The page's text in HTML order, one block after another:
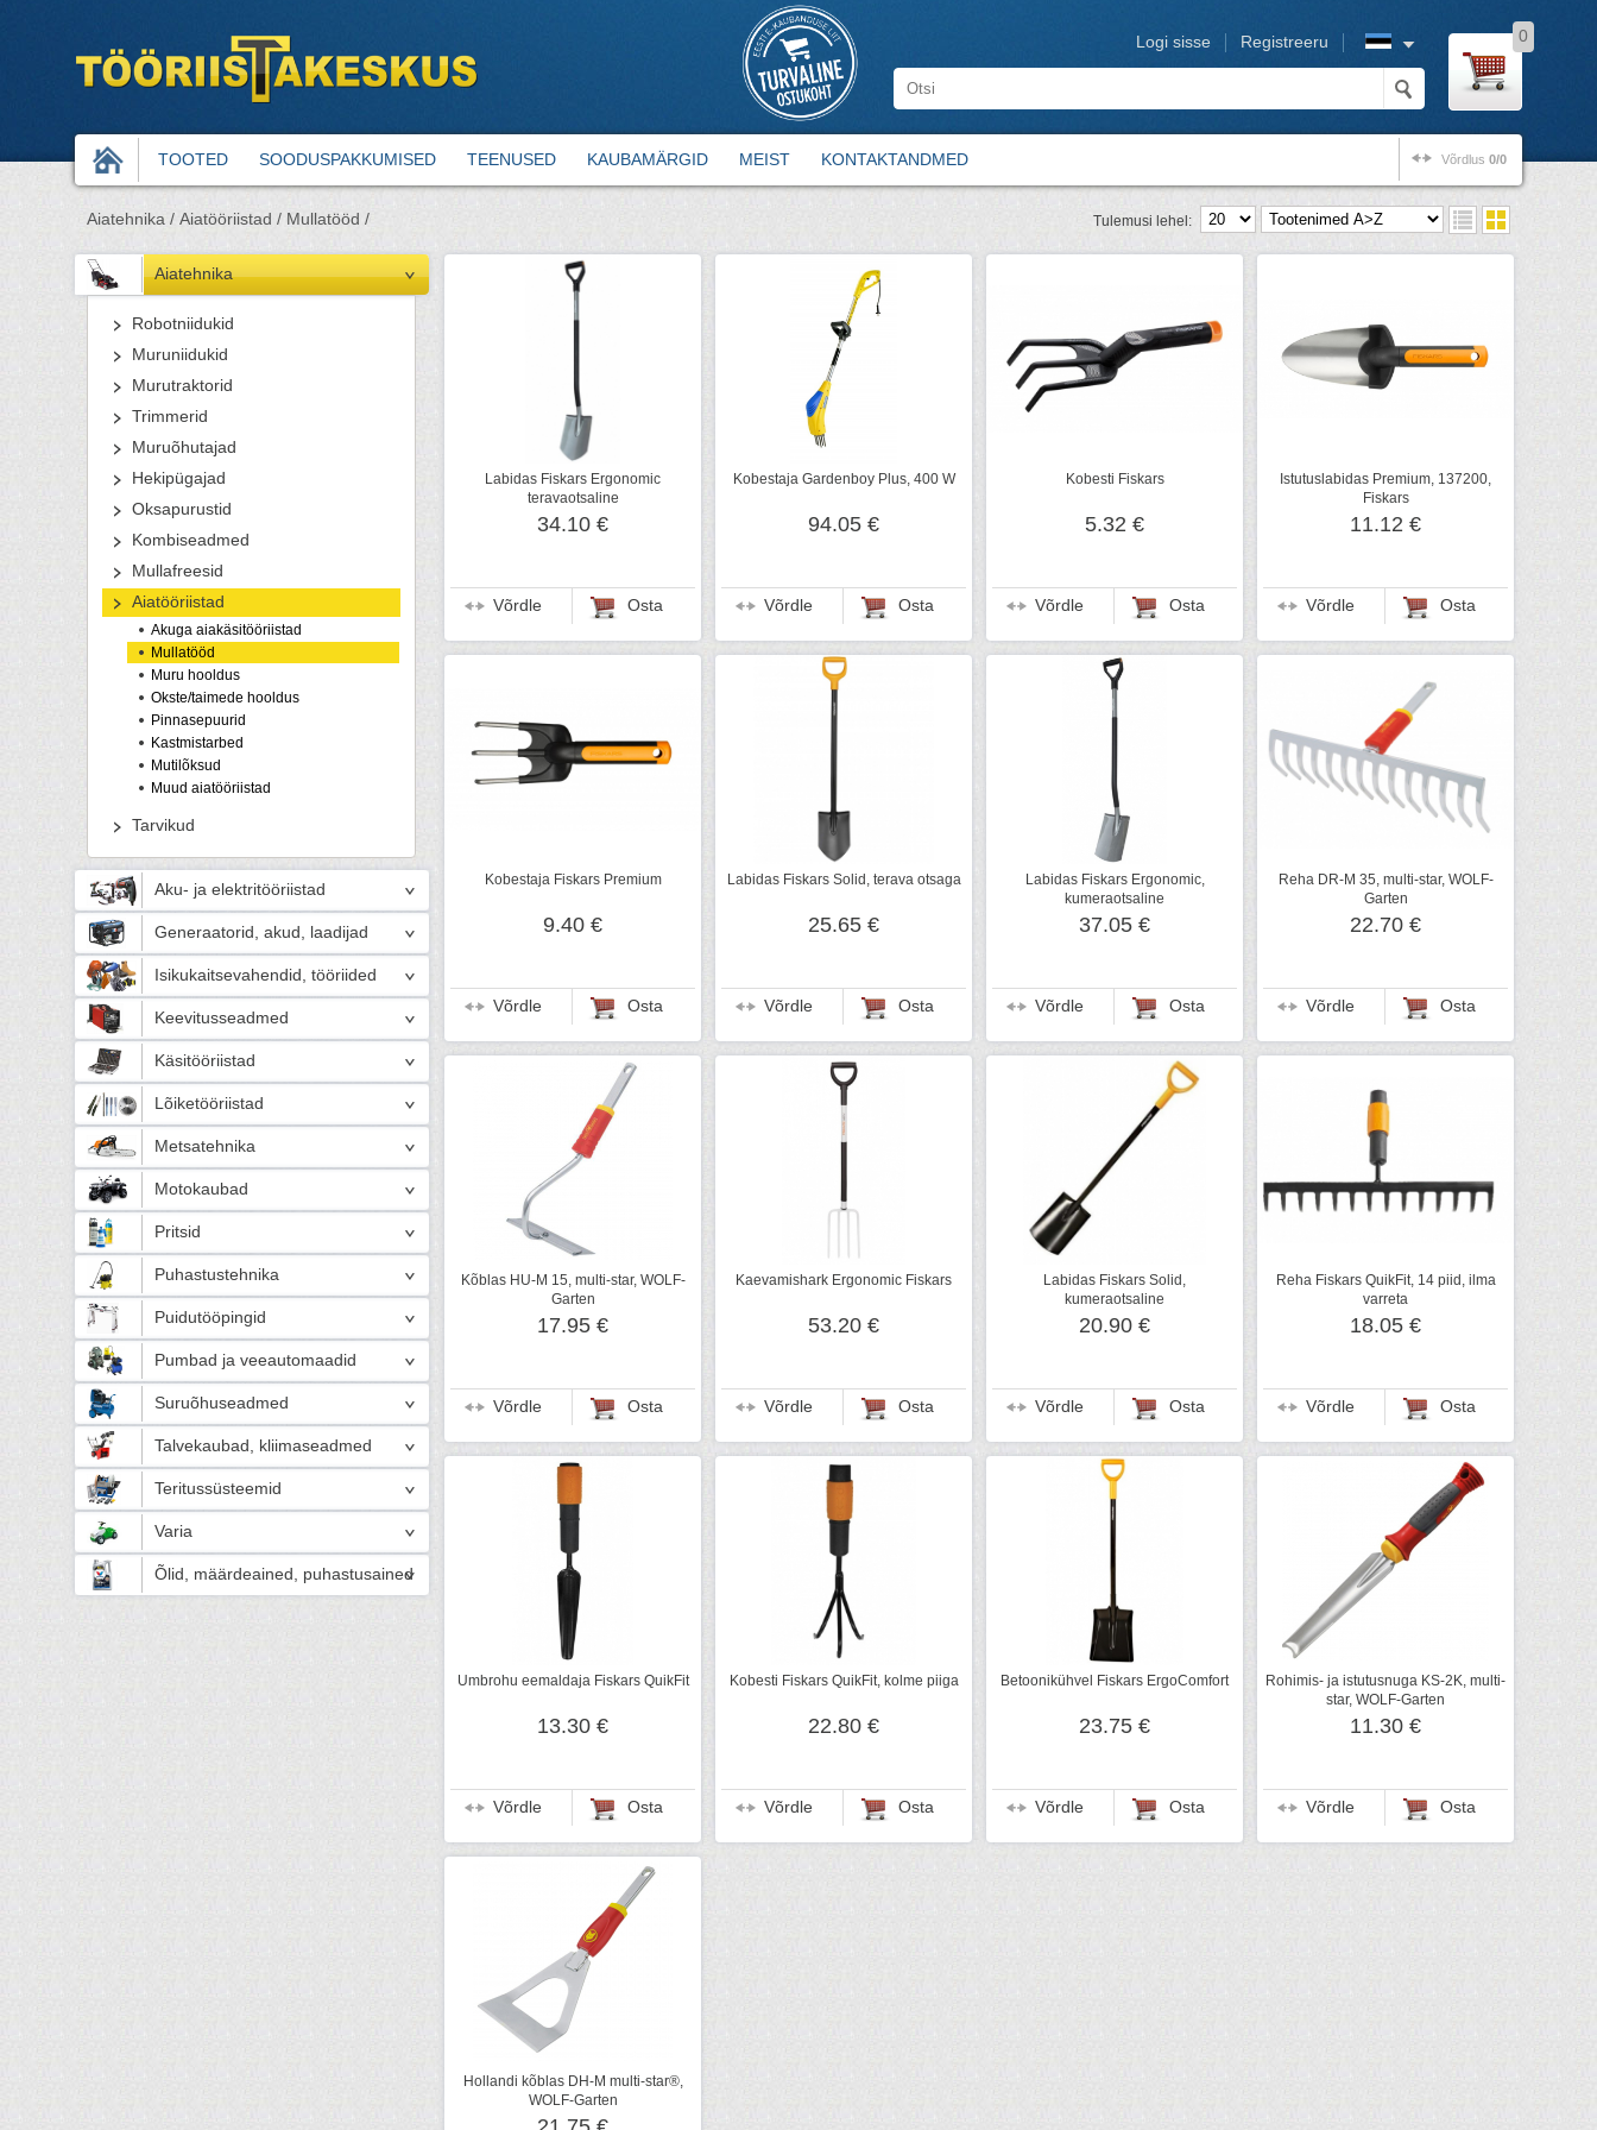
Registreeru
Logi sisse 0
TOOTED SOODUSPAKKUMISED TEENUSED KAUBAMÄRGID MEIST KONTAKTANDMED Võrdlus 0/0
Aiatehnika / Aiatööriistad / Mullatööd / Tulemusi lehel:
Aiatehnika
Robotniidukid
Muruniidukid
Murutraktorid
Trimmerid
Muruõhutajad
Hekipügajad
Oksapurustid
Kombiseadmed
Mullafreesid
Aiatööriistad
Akuga aiakäsitööriistad
Mullatööd
Muru hooldus
Okste/taimede hooldus
Pinnasepuurid
Kastmistarbed
Mutilõksud
Muud aiatööriistad
Tarvikud
Aku- ja elektritööriistad
Generaatorid, akud, laadijad
Isikukaitsevahendid, tööriided
Keevitusseadmed
Käsitööriistad
Lõiketööriistad
Metsatehnika
Motokaubad
Pritsid
Puhastustehnika
Puidutööpingid
Pumbad ja veeautomaadid
Suruõhuseadmed
Talvekaubad, kliimaseadmed
Teritussüsteemid
Varia
Õlid, määrdeained, puhastusained
Labidas Fiskars Ergonomic
teravaotsaline
34.10 €
Võrdle Osta
Kobestaja Gardenboy Plus, 400 W
94.05 €
Võrdle Osta
Kobesti Fiskars
5.32 €
Võrdle Osta
Istutuslabidas Premium, 137200,
Fiskars
11.12 €
Võrdle Osta
Kobestaja Fiskars Premium
9.40 €
Võrdle Osta
Labidas Fiskars Solid, terava otsaga
25.65 €
Võrdle Osta
Labidas Fiskars Ergonomic,
kumeraotsaline
37.05 €
Võrdle Osta
Reha DR-M 35, multi-star, WOLF-
Garten
22.70 €
Võrdle Osta
Kõblas HU-M 15, multi-star, WOLF-
Garten
17.95 €
Võrdle Osta
Kaevamishark Ergonomic Fiskars
53.20 €
Võrdle Osta
Labidas Fiskars Solid,
kumeraotsaline
20.90 €
Võrdle Osta
Reha Fiskars QuikFit, 14 piid, ilma
varreta
18.05 €
Võrdle Osta
Umbrohu eemaldaja Fiskars QuikFit
13.30 €
Võrdle Osta
Kobesti Fiskars QuikFit, kolme piiga
22.80 €
Võrdle Osta
Betoonikühvel Fiskars ErgoComfort
23.75 €
Võrdle Osta
Rohimis- ja istutusnuga KS-2K, multi-
star, WOLF-Garten
11.30 €
Võrdle Osta
Hollandi kõblas DH-M multi-star®,
WOLF-Garten